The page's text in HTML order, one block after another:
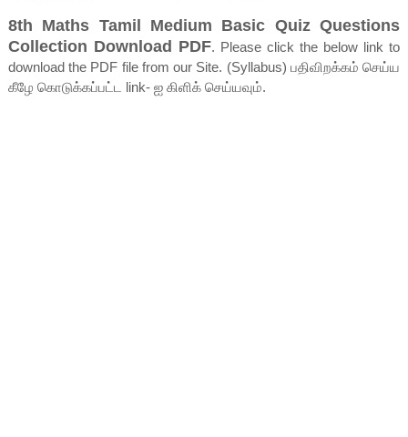
8th Maths Tamil Medium Basic Quiz Questions
Collection Download PDF. Please click the below link to
download the PDF file from our Site. (Syllabus) பதிவிறக்கம் செய்ய
கீழே கொடுக்கப்பட்ட link- ஐ கிளிக் செய்யவும்.